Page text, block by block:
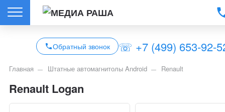
Обратный звонок ☏ +7 (499) 653-92-
Главная Штатные автомагнитолы Android Renault
Renault Logan